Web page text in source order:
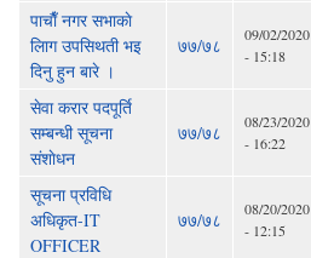
पाचाैँ नगर सभाकाे
लािग उपसिथती भइ
दिनु हुन बारे ।
७७/७८
09/02/2020
- 15:18
सेवा करार पदपूर्ति
सम्बन्धी सूचना
संशाेधन
७७/७८
08/23/2020
- 16:22
सूचना प्रविधि
अधिकृत-IT
OFFICER
७७/७८
08/20/2020
- 12:15